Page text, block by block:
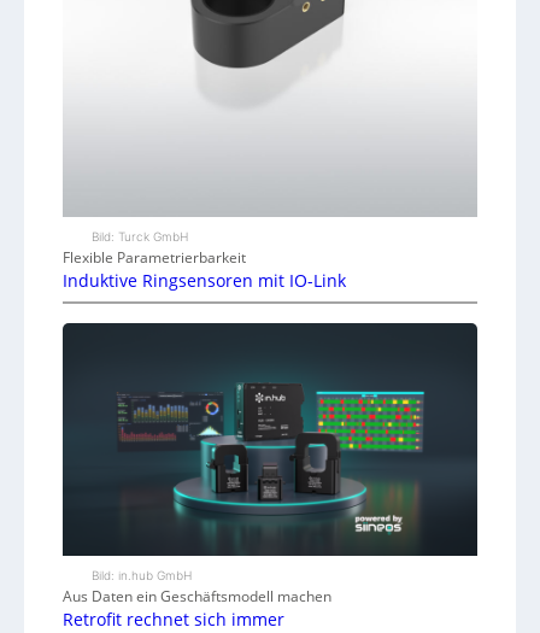
Bild: Turck GmbH
Flexible Parametrierbarkeit
Induktive Ringsensoren mit IO-Link
Bild: in.hub GmbH
Aus Daten ein Geschäftsmodell machen
Retrofit rechnet sich immer